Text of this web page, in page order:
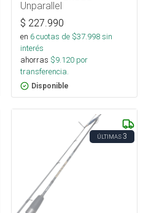
Unparallel
$ 227.990
en 6cuotas de $37.998sin
interés
ahorras $9.120 por
transferencia.
Disponible
ÚLTIMAS3